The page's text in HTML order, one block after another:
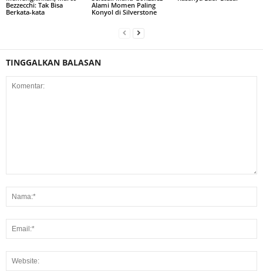
Bezzecchi: Tak Bisa
Berkata-kata
Alami Momen Paling
Konyol di Silverstone
TINGGALKAN BALASAN